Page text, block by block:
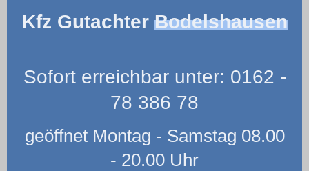
Kfz Gutachter Bodelshausen
Sofort erreichbar unter: 0162 -
78 386 78
geöffnet Montag - Samstag 08.00
- 20.00 Uhr